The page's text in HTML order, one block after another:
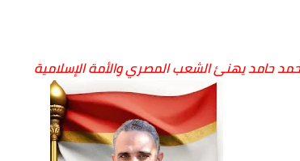
حامد يهنئ الشعب المصري والأمة الإسلامية